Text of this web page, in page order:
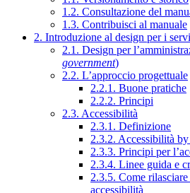
1.2. Consultazione del
1.3. Contribuisci al manuale
2. Introduzione al design per i
2.1. Design per
government)
2.2. L’approccio progettuale
2.2.1. Buone pratiche
2.2.2. Principi
2.3. Accessibilità
2.3.1. Definizione
2.3.2. Accessibilità by
2.3.3. Principi per
2.3.4. Linee guida e
2.3.5. Come
accessibilità